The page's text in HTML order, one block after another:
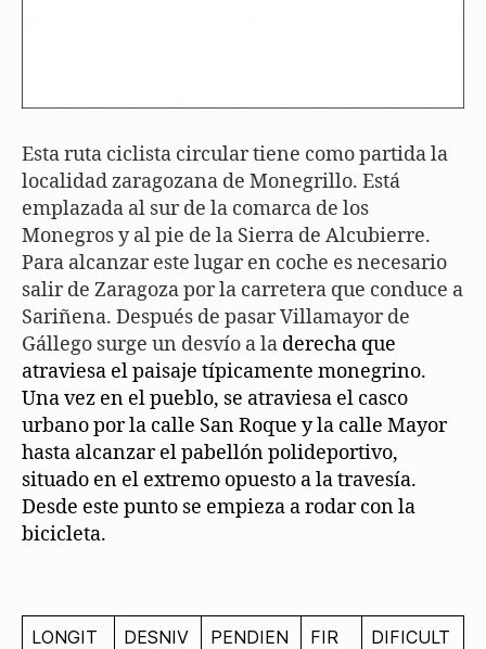
Esta ruta ciclista circular tiene como partida la
localidad zaragozana de Monegrillo. Está
emplazada al sur de la comarca de los
Monegros y al pie de la Sierra de Alcubierre.
Para alcanzar este lugar en coche es necesario
salir de Zaragoza por la carretera que conduce a
Sariñena. Después de pasar Villamayor de
Gállego surge un desvío a la derecha que
atraviesa el paisaje típicamente monegrino.
Una vez en el pueblo, se atraviesa el casco
urbano por la calle San Roque y la calle Mayor
hasta alcanzar el pabellón polideportivo,
situado en el extremo opuesto a la travesía.
Desde este punto se empieza a rodar con la
bicicleta.
LONGIT
DESNIV
PENDIEN
FIR
DIFICULT